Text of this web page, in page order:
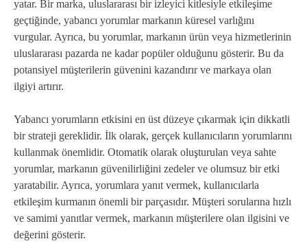
yatar. Bir marka, uluslararası bir izleyici kitlesiyle etkileşime
geçtiğinde, yabancı yorumlar markanın küresel varlığını
vurgular. Ayrıca, bu yorumlar, markanın ürün veya hizmetlerinin
uluslararası pazarda ne kadar popüler olduğunu gösterir. Bu da
potansiyel müşterilerin güvenini kazandırır ve markaya olan
ilgiyi artırır.
Yabancı yorumların etkisini en üst düzeye çıkarmak için dikkatli
bir strateji gereklidir. İlk olarak, gerçek kullanıcıların yorumlarını
kullanmak önemlidir. Otomatik olarak oluşturulan veya sahte
yorumlar, markanın güvenilirliğini zedeler ve olumsuz bir etki
yaratabilir. Ayrıca, yorumlara yanıt vermek, kullanıcılarla
etkileşim kurmanın önemli bir parçasıdır. Müşteri sorularına hızlı
ve samimi yanıtlar vermek, markanın müşterilere olan ilgisini ve
değerini gösterir.